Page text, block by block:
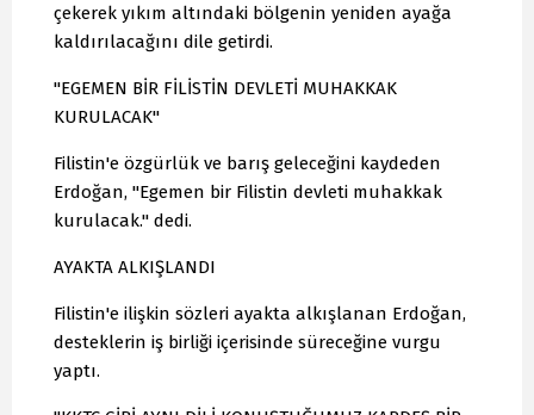
çekerek yıkım altındaki bölgenin yeniden ayağa
kaldırılacağını dile getirdi.
"EGEMEN BİR FİLİSTİN DEVLETİ MUHAKKAK
KURULACAK"
Filistin'e özgürlük ve barış geleceğini kaydeden
Erdoğan, "Egemen bir Filistin devleti muhakkak
kurulacak." dedi.
AYAKTA ALKIŞLANDI
Filistin'e ilişkin sözleri ayakta alkışlanan Erdoğan,
desteklerin iş birliği içerisinde süreceğine vurgu
yaptı.